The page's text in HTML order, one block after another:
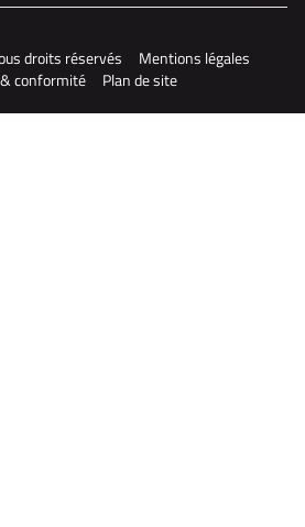
droits réservés
Mentions légales
conformité
Plan de site